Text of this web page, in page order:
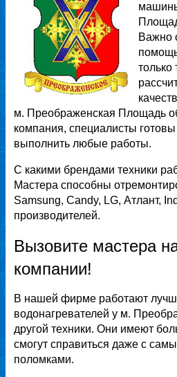
Важно
только
м. Преображенская Площадь
компания, специалисты
выполнить любые работы.
С какими брендами техники
Мастера способны
Samsung, Candy, LG, Атлант,
производителей.
Вызовите мастера
компании!
В нашей фирме работают
водонагревателей у м.
другой техники. Они имеют
смогут справиться даже с
поломками.